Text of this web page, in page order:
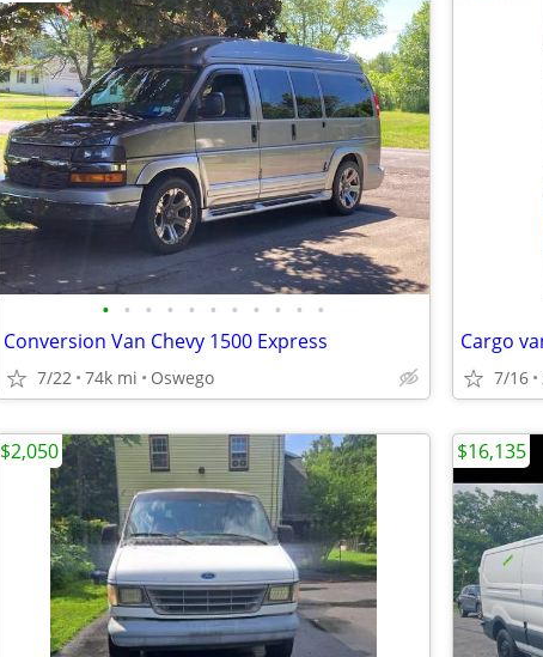
• • • • • • • • • • •
Conversion Van Chevy 1500 Express
7/22 74k mi Oswego
Cargo
7/16
$2,050 $16,135